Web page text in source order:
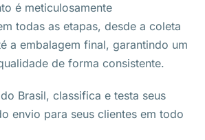
é meticulosamente
todas as etapas, desde a coleta
a embalagem final, garantindo um
de forma consistente.
Brasil, classifica e testa seus
envio para seus clientes em todo